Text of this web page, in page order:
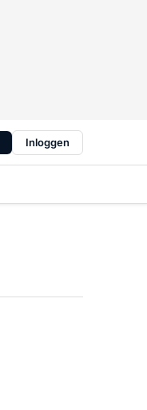
Inloggen